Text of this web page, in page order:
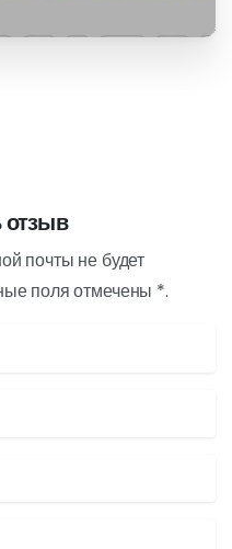
отзыв
почты не будет
поля отмечены *.